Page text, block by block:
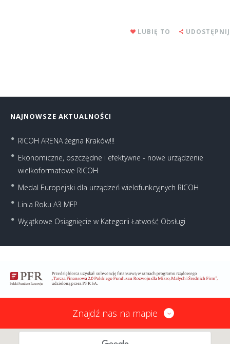
LUBIĘ TO UDOSTĘPNIJ
NAJNOWSZE AKTUALNOŚCI
RICOH ARENA żegna Kraków!!!
Ekonomiczne, oszczędne i efektywne - nowe urządzenie
wielkoformatowe RICOH
Medal Europejski dla urządzeń wielofunkcyjnych RICOH
Linia Roku A3 MFP
Wyjątkowe Osiągnięcie w Kategorii Łatwość Obsługi
Znajdź nas na mapie